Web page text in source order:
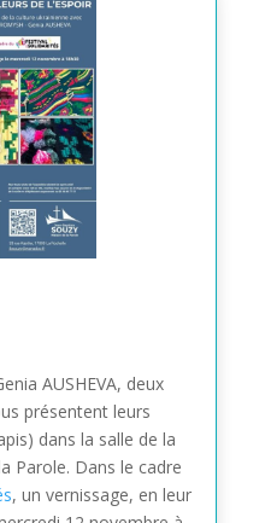
AUSHEVA, deux
présentent leurs
dans la salle de la
Parole. Dans le cadre
, un vernissage, en leur